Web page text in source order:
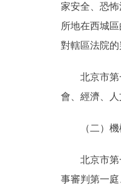
家安全、恐
所地在西城
對轄區法院
北京市第一
會、經濟、
（二）機
北京市第一
事審判第一